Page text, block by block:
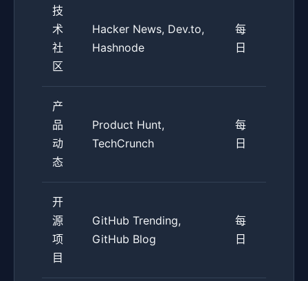
技
术
社
区
Hacker News, Dev.to,
Hashnode
每
日
产
品
动
态
Product Hunt,
TechCrunch
每
日
开
源
项
目
GitHub Trending,
GitHub Blog
每
日